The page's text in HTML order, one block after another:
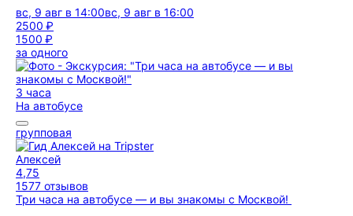
вс, 9 авг в 14:00вс, 9 авг в 16:00
2500 ₽
1500 ₽
за одного
3 часа
На автобусе
групповая
Алексей
4,75
1577 отзывов
Три часа на автобусе — и вы знакомы с Москвой!